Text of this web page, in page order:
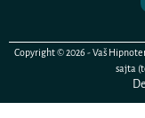
Copyright © 2026 - Vaš
sajta